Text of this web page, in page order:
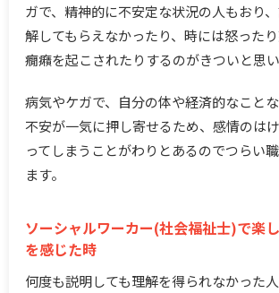
ガで、精神的に不安定な状況の人もおり
解してもらえなかったり、時には怒ったり
癇癪を起こされたりするのがきついと思い
病気やケガで、自分の体や経済的なこと
不安が一気に押し寄せるため、感情のは
ってしまうことがわりとあるのでつらい
ます。
ソーシャルワーカー(社会福祉士)で楽
を感じた時
何度も説明しても理解を得られなかった